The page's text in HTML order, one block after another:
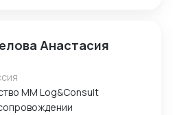
Анастасия
MM Log&Consult